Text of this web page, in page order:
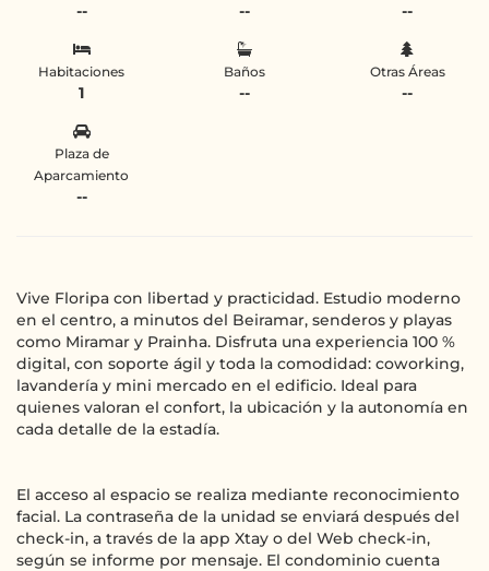
-- -- --
Habitaciones
1
Baños
--
Otras Áreas
--
Plaza de
Aparcamiento
--
Vive Floripa con libertad y practicidad. Estudio moderno
en el centro, a minutos del Beiramar, senderos y playas
como Miramar y Prainha. Disfruta una experiencia 100 %
digital, con soporte ágil y toda la comodidad: coworking,
lavandería y mini mercado en el edificio. Ideal para
quienes valoran el confort, la ubicación y la autonomía en
cada detalle de la estadía.
El acceso al espacio se realiza mediante reconocimiento
facial. La contraseña de la unidad se enviará después del
check-in, a través de la app Xtay o del Web check-in,
según se informe por mensaje. El condominio cuenta